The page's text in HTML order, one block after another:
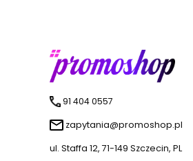
91 404 0557
zapytania@promoshop.pl
ul. Staffa 12, 71-149 Szczecin, PL